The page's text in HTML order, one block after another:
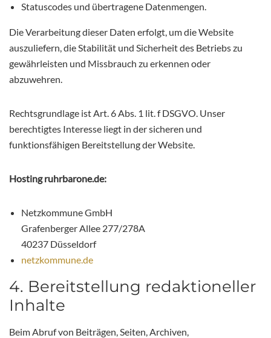
Statuscodes und übertragene Datenmengen.
Die Verarbeitung dieser Daten erfolgt, um die Website
auszuliefern, die Stabilität und Sicherheit des Betriebs zu
gewährleisten und Missbrauch zu erkennen oder
abzuwehren.
Rechtsgrundlage ist Art. 6 Abs. 1 lit. f DSGVO. Unser
berechtigtes Interesse liegt in der sicheren und
funktionsfähigen Bereitstellung der Website.
Hosting ruhrbarone.de:
Netzkommune GmbH
Grafenberger Allee 277/278A
40237 Düsseldorf
netzkommune.de
4. Bereitstellung redaktioneller
Inhalte
Beim Abruf von Beiträgen, Seiten, Archiven,